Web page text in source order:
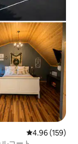
レビュー159
4.96 (159)